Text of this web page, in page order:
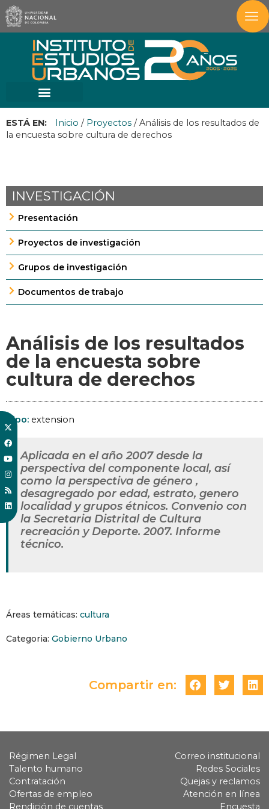
ESTÁ EN: Inicio / Proyectos /Análisis de los resultados de
la encuesta sobre cultura de derechos
INVESTIGACIÓN
Presentación
Proyectos de investigación
Grupos de investigación
Documentos de trabajo
Análisis de los resultados
de la encuesta sobre
cultura de derechos
Tipo: extension
Aplicada en el año 2007 desde la
perspectiva del componente local, así
como la perspectiva de género ,
desagregado por edad, estrato, genero
localidad y grupos étnicos. Convenio con
la Secretaria Distrital de Cultura
recreación y Deporte. 2007. Informe
técnico.
Áreas temáticas: cultura
Categoria: Gobierno Urbano
Compartir en:
Régimen Legal
Talento humano
Contratación
Ofertas de empleo
Rendición de cuentas
Correo institucional
Redes Sociales
Quejas y reclamos
Atención en línea
Encuesta